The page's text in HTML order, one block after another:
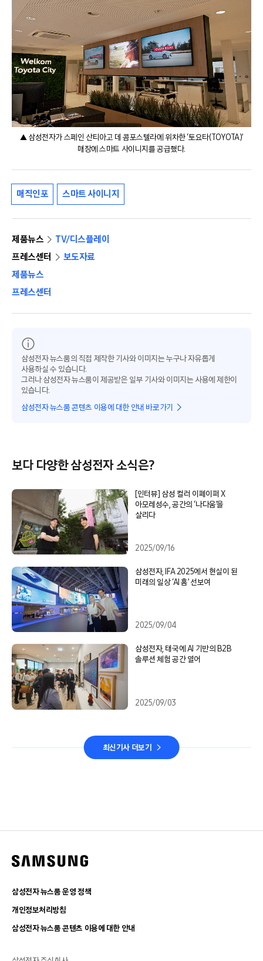
▲ 삼성전자가 스페인 산티아고 데 콤포스텔라에 위차한 ‘토요타(TOYOTA)’
매장에 스마트 사이니지를 공급했다.
매직인포 스마트 사이니지
제품뉴스
TV/디스플레이
프레스센터
보도자료
제품뉴스
프레스센터
삼성전자 뉴스룸의 직접 제작한 기사와 이미지는 누구나 자유롭게
사용하실 수 있습니다.
그러나 삼성전자 뉴스룸이 제공받은 일부 기사와 이미지는 사용에 제한이
있습니다.
삼성전자 뉴스룸 콘텐츠 이용에 대한 안내 바로가기
보다 다양한 삼성전자 소식은?
[인터뷰] 삼성 컬러 이페이퍼 X
아모레성수, 공간의 ‘나다움’을
살리다
2025/09/16
삼성전자, IFA 2025에서 현실이 된
미래의 일상 ‘AI 홈’ 선보여
2025/09/04
삼성전자, 태국에 AI 기반의 B2B
솔루션 체험 공간 열어
2025/09/03
최신기사 더보기
삼성전자 뉴스룸 운영 정책
개인정보처리방침
삼성전자 뉴스룸 콘텐츠 이용에 대한 안내